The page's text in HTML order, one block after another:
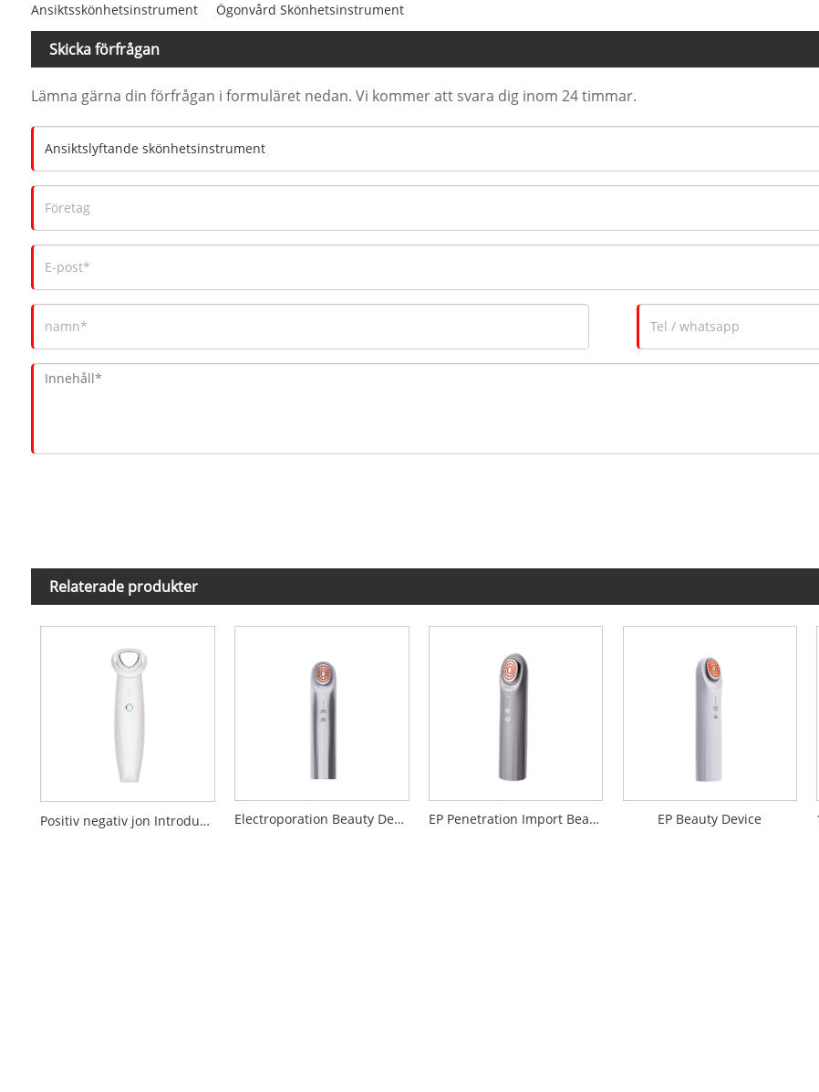
Ansiktsskönhetsinstrument Ögonvård Skönhetsinstrument
Skicka förfrågan
Lämna gärna din förfrågan i formuläret nedan. Vi kommer att svara dig inom 24 timmar.
Relaterade produkter
Positiv negativ jon Introduktion Rengörande skönhetsanordning Electroporation Beauty Device EP Penetration Import Beauty Device EP Beauty Device